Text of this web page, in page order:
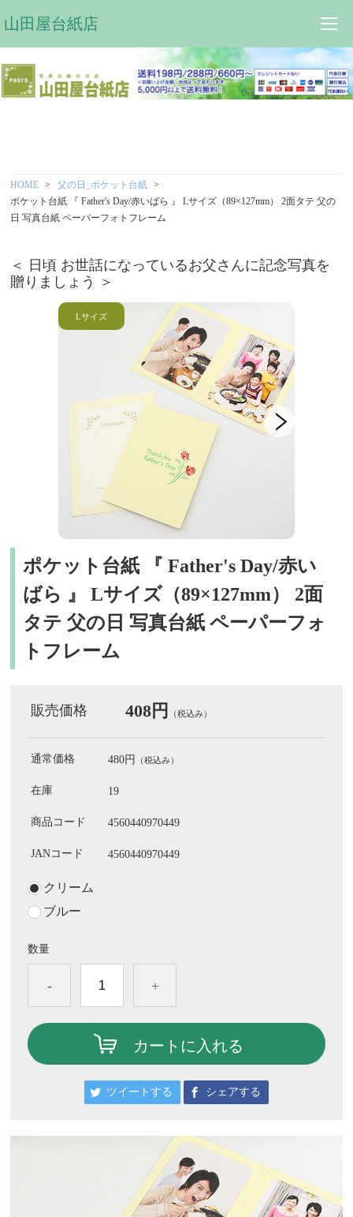
山田屋台紙店
HOME
父の日_ポケット台紙
ポケット台紙 『 Father's Day/赤いばら 』 Lサイズ（89×127mm） 2面タテ 父の
日 写真台紙 ペーパーフォトフレーム
＜ 日頃 お世話になっているお父さんに記念写真を
贈りましょう ＞
ポケット台紙 『 Father's Day/赤い
ばら 』 Lサイズ（89×127mm） 2面
タテ 父の日 写真台紙 ペーパーフォ
トフレーム
販売価格 408円 （税込み）
通常価格 480円 （税込み）
在庫 19
商品コード 4560440970449
JANコード 4560440970449
クリーム
ブルー
数量
- +
カートに入れる
ツイートする シェアする